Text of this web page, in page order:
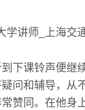
下课铃声便继
问和辅导，从
赞同。在他身